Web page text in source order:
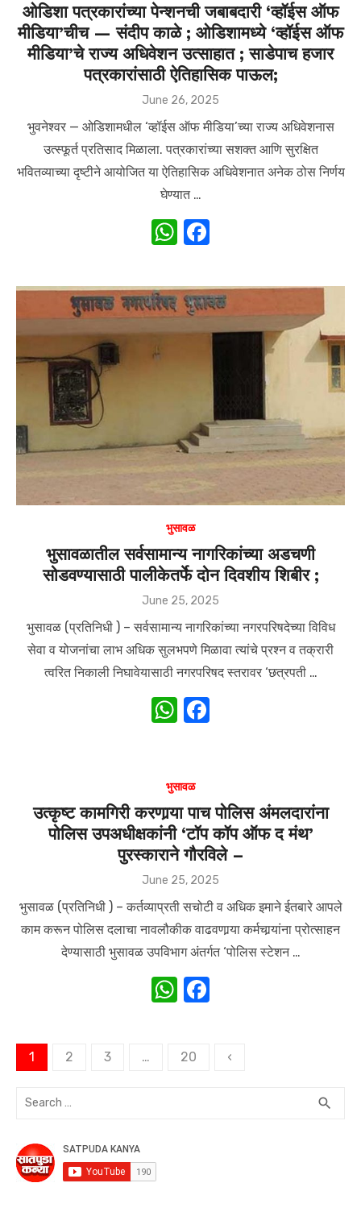
ओडिशा पत्रकारांच्या पेन्शनची जबाबदारी ‘व्हॉईस ऑफ
मीडिया’चीच — संदीप काळे ; ओडिशामध्ये ‘व्हॉईस ऑफ
मीडिया’चे राज्य अधिवेशन उत्साहात ; साडेपाच हजार
पत्रकारांसाठी ऐतिहासिक पाऊल;
Posted
June 26, 2025
भुवनेश्वर — ओडिशामधील ‘व्हॉईस ऑफ मीडिया’च्या राज्य अधिवेशनास
उत्स्फूर्त प्रतिसाद मिळाला. पत्रकारांच्या सशक्त आणि सुरक्षित
भवितव्याच्या दृष्टीने आयोजित या ऐतिहासिक अधिवेशनात अनेक ठोस निर्णय
घेण्यात …
W
at
s
A
c
e
b
k
भुसावळ
भुसावळातील सर्वसामान्य नागरिकांच्या अडचणी
सोडवण्यासाठी पालीकेतर्फे दोन दिवशीय शिबीर ;
Posted
June 25, 2025
भुसावळ (प्रतिनिधी ) – सर्वसामान्य नागरिकांच्या नगरपरिषदेच्या विविध
सेवा व योजनांचा लाभ अधिक सुलभपणे मिळावा त्यांचे प्रश्न व तक्रारी
त्वरित निकाली निघावेयासाठी नगरपरिषद स्तरावर ‘छत्रपती …
W
s
A
p
p
b
o
o
k
भुसावळ
उत्कृष्ट कामगिरी करणार्‍या पाच पोलिस अंमलदारांना
पोलिस उपअधीक्षकांनी ‘टॉप कॉप ऑफ द मंथ’
पुरस्काराने गौरविले –
Posted
June 25, 2025
भुसावळ (प्रतिनिधी ) – कर्तव्याप्रती सचोटी व अधिक इमाने ईतबारे आपले
काम करून पोलिस दलाचा नावलौकीक वाढवणार्‍या कर्मचार्‍यांना प्रोत्साहन
देण्यासाठी भुसावळ उपविभाग अंतर्गत ‘पोलिस स्टेशन …
W
s
e
Posts
navigation
1 2 3 … 20 ‹
Search
search